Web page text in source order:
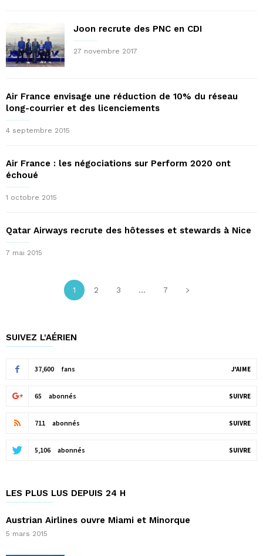
Joon recrute des PNC en CDI
27 novembre 2017
Air France envisage une réduction de 10% du réseau
long-courrier et des licenciements
4 septembre 2015
Air France : les négociations sur Perform 2020 ont
échoué
1 octobre 2015
Qatar Airways recrute des hôtesses et stewards à Nice
7 mai 2015
1 2 3 ... 7
SUIVEZ L'AÉRIEN
37,600 fans J'AIME
65 abonnés SUIVRE
711 abonnés SUIVRE
5,106 abonnés SUIVRE
LES PLUS LUS DEPUIS 24 H
Austrian Airlines ouvre Miami et Minorque
5 mars 2015